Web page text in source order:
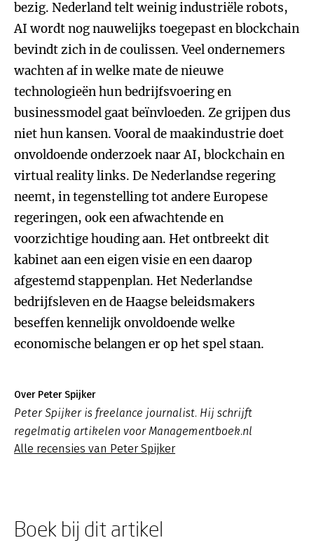
bezig. Nederland telt weinig industriële robots,
AI wordt nog nauwelijks toegepast en blockchain
bevindt zich in de coulissen. Veel ondernemers
wachten af in welke mate de nieuwe
technologieën hun bedrijfsvoering en
businessmodel gaat beïnvloeden. Ze grijpen dus
niet hun kansen. Vooral de maakindustrie doet
onvoldoende onderzoek naar AI, blockchain en
virtual reality links. De Nederlandse regering
neemt, in tegenstelling tot andere Europese
regeringen, ook een afwachtende en
voorzichtige houding aan. Het ontbreekt dit
kabinet aan een eigen visie en een daarop
afgestemd stappenplan. Het Nederlandse
bedrijfsleven en de Haagse beleidsmakers
beseffen kennelijk onvoldoende welke
economische belangen er op het spel staan.
Over Peter Spijker
Peter Spijker is freelance journalist. Hij schrijft
regelmatig artikelen voor Managementboek.nl
Alle recensies van Peter Spijker
Boek bij dit artikel